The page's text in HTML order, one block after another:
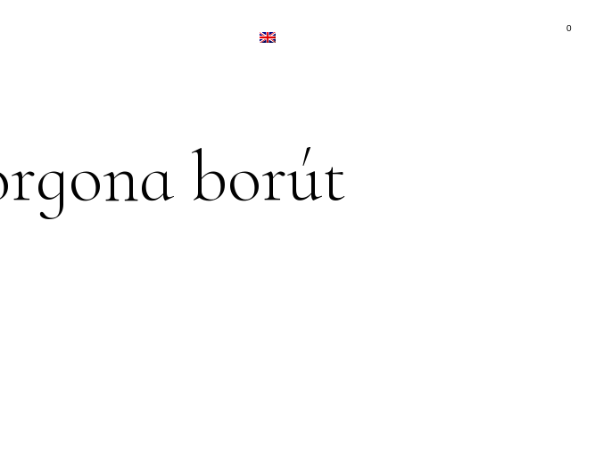
0
borút